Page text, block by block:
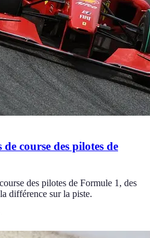
course des pilotes de
des pilotes de Formule 1, des
différence sur la piste.